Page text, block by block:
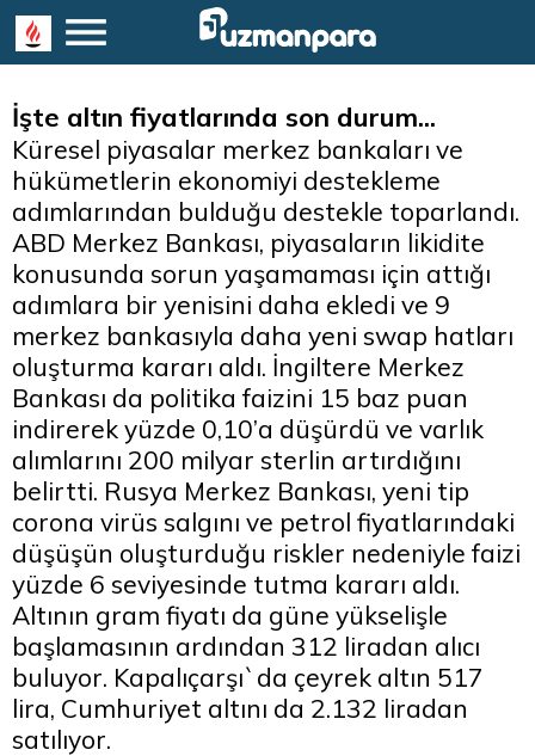
İşte altın fiyatlarında son durum...
Küresel piyasalar merkez bankaları ve
hükümetlerin ekonomiyi destekleme
adımlarından bulduğu destekle toparlandı.
ABD Merkez Bankası, piyasaların likidite
konusunda sorun yaşamaması için attığı
adımlara bir yenisini daha ekledi ve 9
merkez bankasıyla daha yeni swap hatları
oluşturma kararı aldı. İngiltere Merkez
Bankası da politika faizini 15 baz puan
indirerek yüzde 0,10’a düşürdü ve varlık
alımlarını 200 milyar sterlin artırdığını
belirtti. Rusya Merkez Bankası, yeni tip
corona virüs salgını ve petrol fiyatlarındaki
düşüşün oluşturduğu riskler nedeniyle faizi
yüzde 6 seviyesinde tutma kararı aldı.
Altının gram fiyatı da güne yükselişle
başlamasının ardından 312 liradan alıcı
buluyor. Kapalıçarşı`da çeyrek altın 517
lira, Cumhuriyet altını da 2.132 liradan
satılıyor.